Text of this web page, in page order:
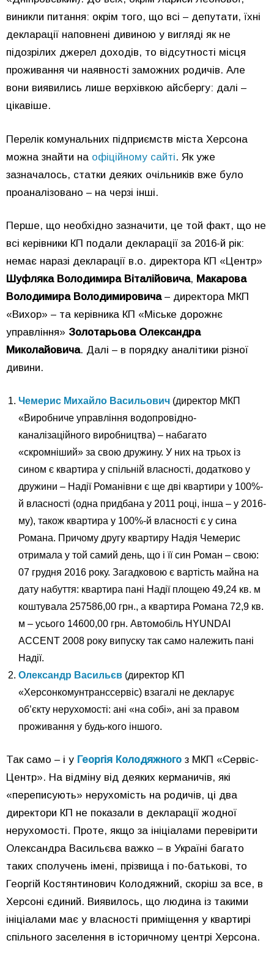
виникли питання: окрім того, що всі – депутати, їхні
декларації наповнені дивиною у вигляді як не
підозрілих джерел доходів, то відсутності місця
проживання чи наявності заможних родичів. Але
вони виявились лише верхівкою айсбергу: далі –
цікавіше.
Перелік комунальних підприємств міста Херсона
можна знайти на офіційному сайті. Як уже
зазначалось, статки деяких очільників вже було
проаналізовано – на черзі інші.
Перше, що необхідно зазначити, це той факт, що не
всі керівники КП подали декларації за 2016-й рік:
немає наразі декларації в.о. директора КП «Центр»
Шуфляка Володимира Віталійовича, Макарова
Володимира Володимировича– директора МКП
«Вихор» – та керівника КП «Міське дорожнє
управління» Золотарьова Олександра
Миколайовича. Далі – в порядку аналітики різної
дивини.
Чемерис Михайло Васильович (директор МКП
«Виробниче управління водопровідно-
каналізаційного виробництва) – набагато
«скромніший» за свою дружину. У них на трьох із
сином є квартира у спільній власності, додатково у
дружини – Надії Романівни є ще дві квартири у 100%-
й власності (одна придбана у 2011 році, інша – у 2016-
му), також квартира у 100%-й власності є у сина
Романа. Причому другу квартиру Надія Чемерис
отримала у той самий день, що і її син Роман – свою:
07 грудня 2016 року. Загадковою є вартість майна на
дату набуття: квартира пані Надії площею 49,24 кв. м
коштувала 257586,00 грн., а квартира Романа 72,9 кв.
м – усього 14600,00 грн. Автомобіль HYUNDAI
ACCENT 2008 року випуску так само належить пані
Надії.
Олександр Васильєв (директор КП
«Херсонкомунтранссервіс) взагалі не декларує
об’єкту нерухомості: ані «на собі», ані за правом
проживання у будь-кого іншого.
Так само – і у Георгія Колодяжного з МКП «Сервіс-
Центр». На відміну від деяких керманичів, які
«переписують» нерухомість на родичів, ці два
директори КП не показали в декларації жодної
нерухомості. Проте, якщо за ініціалами перевірити
Олександра Васильєва важко – в Україні багато
таких сполучень імені, прізвища і по-батькові, то
Георгій Костянтинович Колодяжний, скоріш за все, в
Херсоні єдиний. Виявилось, що людина із такими
ініціалами має у власності приміщення у квартирі
спільного заселення в історичному центрі Херсона.